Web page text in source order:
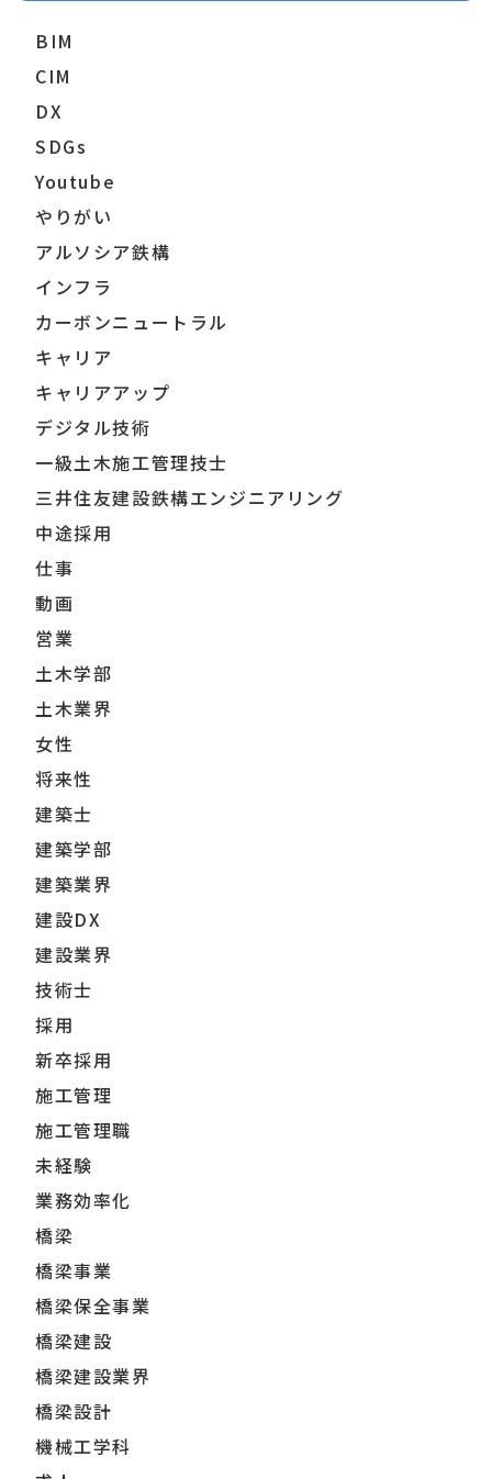
BIM
CIM
DX
SDGs
Youtube
やりがい
アルソシア鉄構
インフラ
カーボンニュートラル
キャリア
キャリアアップ
デジタル技術
一級土木施工管理技士
三井住友建設鉄構エンジニアリング
中途採用
仕事
動画
営業
土木学部
土木業界
女性
将来性
建築士
建築学部
建築業界
建設DX
建設業界
技術士
採用
新卒採用
施工管理
施工管理職
未経験
業務効率化
橋梁
橋梁事業
橋梁保全事業
橋梁建設
橋梁建設業界
橋梁設計
機械工学科